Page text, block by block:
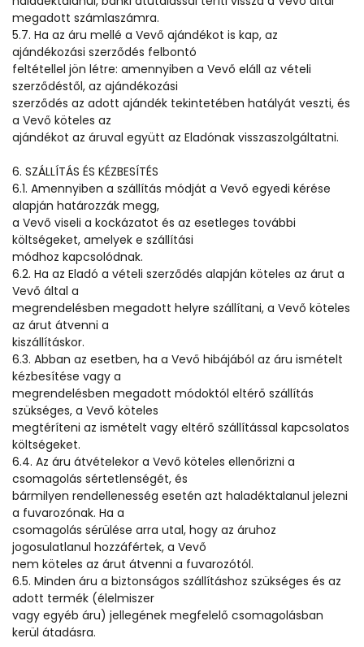
megadott számlaszámra.
5.7. Ha az áru mellé a Vevő ajándékot is kap, az
ajándékozási szerződés felbontó
feltétellel jön létre: amennyiben a Vevő eláll az vételi
szerződéstől, az ajándékozási
szerződés az adott ajándék tekintetében hatályát veszti, és
a Vevő köteles az
ajándékot az áruval együtt az Eladónak visszaszolgáltatni.
6. SZÁLLÍTÁS ÉS KÉZBESÍTÉS
6.1. Amennyiben a szállítás módját a Vevő egyedi kérése
alapján határozzák megg,
a Vevő viseli a kockázatot és az esetleges további
költségeket, amelyek e szállítási
módhoz kapcsolódnak.
6.2. Ha az Eladó a vételi szerződés alapján köteles az árut a
Vevő által a
megrendelésben megadott helyre szállítani, a Vevő köteles
az árut átvenni a
kiszállításkor.
6.3. Abban az esetben, ha a Vevő hibájából az áru ismételt
kézbesítése vagy a
megrendelésben megadott módoktól eltérő szállítás
szükséges, a Vevő köteles
megtéríteni az ismételt vagy eltérő szállítással kapcsolatos
költségeket.
6.4. Az áru átvételekor a Vevő köteles ellenőrizni a
csomagolás sértetlenségét, és
bármilyen rendellenesség esetén azt haladéktalanul jelezni
a fuvarozónak. Ha a
csomagolás sérülése arra utal, hogy az áruhoz
jogosulatlanul hozzáfértek, a Vevő
nem köteles az árut átvenni a fuvarozótól.
6.5. Minden áru a biztonságos szállításhoz szükséges és az
adott termék (élelmiszer
vagy egyéb áru) jellegének megfelelő csomagolásban
kerül átadásra.